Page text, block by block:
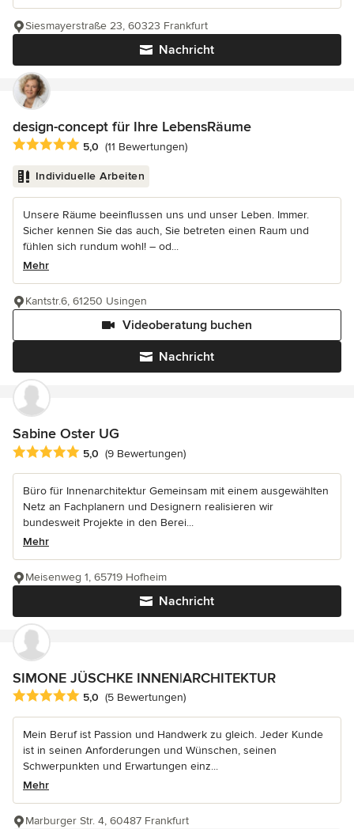
Nachricht
Siesmayerstraße 23, 60323 Frankfurt
design-concept für Ihre LebensRäume
Durchschnittliche Bewertung: 5 von 5 Sternen
5,0 (11 Bewertungen)
Individuelle Arbeiten
Unsere Räume beeinflussen uns und unser Leben. Immer.
Sicher kennen Sie das auch, Sie betreten einen Raum und
fühlen sich rundum wohl! – od...
Mehr
Nachricht
Videoberatung buchen
Kantstr.6, 61250 Usingen
Sabine Oster UG
Durchschnittliche Bewertung: 5 von 5 Sternen
5,0 (9 Bewertungen)
Büro für Innenarchitektur Gemeinsam mit einem ausgewählten
Netz an Fachplanern und Designern realisieren wir
bundesweit Projekte in den Berei...
Mehr
Nachricht
Meisenweg 1, 65719 Hofheim
SIMONE JÜSCHKE INNEN|ARCHITEKTUR
Durchschnittliche Bewertung: 5 von 5 Sternen
5,0 (5 Bewertungen)
Mein Beruf ist Passion und Handwerk zu gleich. Jeder Kunde
ist in seinen Anforderungen und Wünschen, seinen
Schwerpunkten und Erwartungen einz...
Mehr
Marburger Str. 4, 60487 Frankfurt